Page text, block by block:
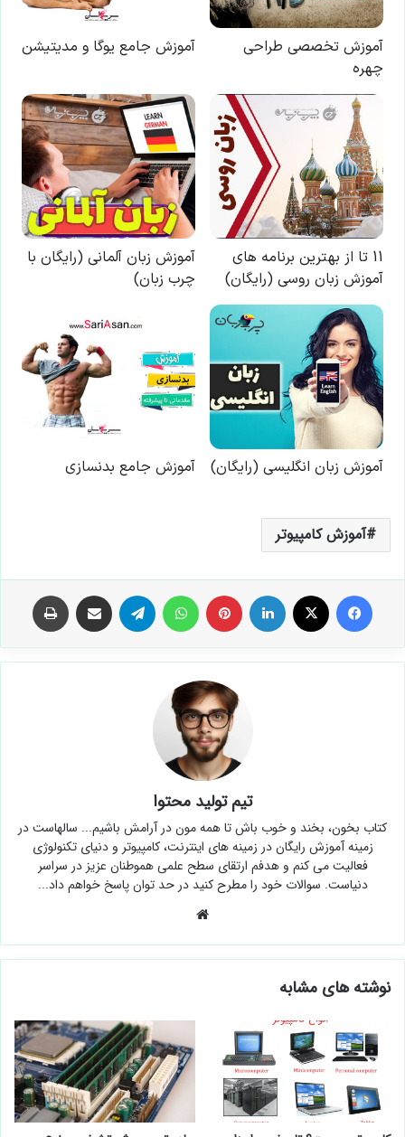
آموزش کامپیوتر
فیس بوک لینکدین ‫پین‌ترست تلگرام اشتراک گذاری از طریق ایمیل
تیم تولید محتوا
کتاب بخون، بخند و خوب باش تا همه مون در آرامش باشیم... سالهاست در
زمینه آموزش رایگان در زمینه های اینترنت، کامپیوتر و دنیای تکنولوژی
فعالیت می کنم و هدفم ارتقای سطح علمی هموطنان عزیز در سراسر
دنیاست. سوالات خود را مطرح کنید در حد توان پاسخ خواهم داد...
نوشته های مشابه